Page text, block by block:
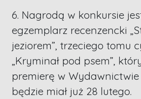
6. Nagrodą w konkursie
egzemplarz recenzencki
jeziorem”, trzeciego tomu
„Kryminał pod psem”,
premierę w
będzie miał już 28 lutego.